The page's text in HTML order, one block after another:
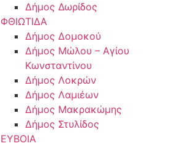
Δήμος Δωρίδος
ΦΘΙΩΤΙΔΑ
Δήμος Δομοκού
Δήμος Μώλου – Αγίου
Κωνσταντίνου
Δήμος Λοκρών
Δήμος Λαμιέων
Δήμος Μακρακώμης
Δήμος Στυλίδος
ΕΥΒΟΙΑ